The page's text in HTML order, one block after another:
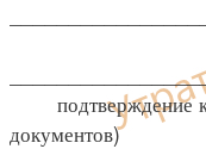
подтверждение
документов)